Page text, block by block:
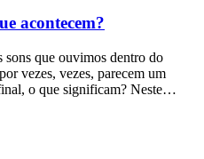
acontecem?
sons que ouvimos dentro do
vezes, vezes, parecem um
o que significam? Neste…